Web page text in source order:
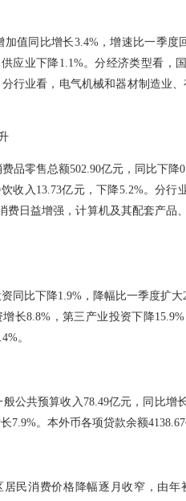
加值同比增长3.4%，增速比一季度
应业下降1.1%。分经济类型看，
分行业看， 电气机械和器材制造业
品零售总额502.90亿元，同比下
收入13.73亿元，下降5.2%。分
费日益增强，计算机及其配套产
同比下降1.9%，降幅比一季度扩
长8.8%，第三产业投资下降
。
公共预算收入78.49亿元，同比增
7.9%。本外币各项贷款余额
民消费价格降幅逐月收窄，由